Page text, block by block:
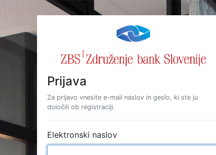
Prijava
Za prijavo vnesite e-mail naslov in geslo, ki ste ju
določili ob registraciji.
Elektronski naslov